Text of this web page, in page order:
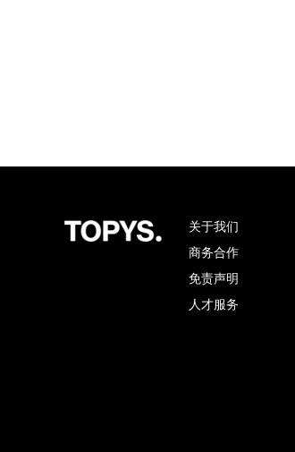
关于我们
商务合作
免责声明
人才服务